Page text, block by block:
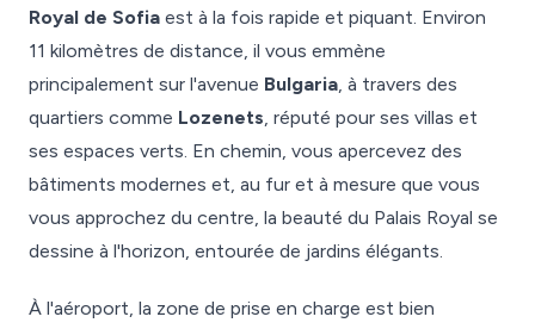
Royal de Sofia est à la fois rapide et piquant. Environ
11 kilomètres de distance, il vous emmène
principalement sur l'avenue Bulgaria, à travers des
quartiers comme Lozenets, réputé pour ses villas et
ses espaces verts. En chemin, vous apercevez des
bâtiments modernes et, au fur et à mesure que vous
vous approchez du centre, la beauté du Palais Royal se
dessine à l'horizon, entourée de jardins élégants.
À l'aéroport, la zone de prise en charge est bien